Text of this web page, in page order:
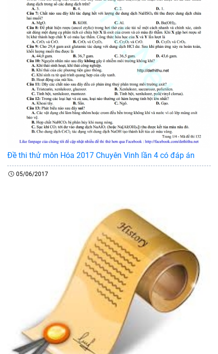
Đề thi thử môn Hóa 2017 Chuyên Vinh lần 4 có đáp án
05/06/2017